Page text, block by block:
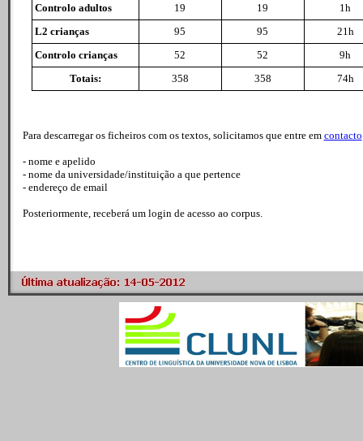
Controlo adultos
19 19
1h
L2 crianças
95 95
21h
Controlo crianças
52 52
9h
Totais:
358 358 74h
Para descarregar os ficheiros com os textos, solicitamos que entre em contacto
- nome e apelido
- nome da universidade/instituição a que pertence
- endereço de email
Posteriormente, receberá um login de acesso ao corpus.